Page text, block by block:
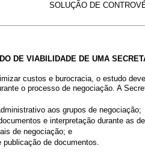
SOLUÇÃO DE
DE VIABILIDADE DE UMA
custos e burocracia, o estudo
o processo de negociação. A
aos grupos de negociação;
e interpretação durante as
de negociação; e
de documentos.